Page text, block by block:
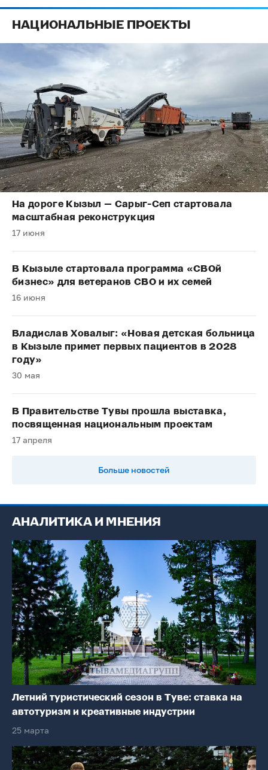
НАЦИОНАЛЬНЫЕ ПРОЕКТЫ
На дороге Кызыл — Сарыг-Сеп стартовала
масштабная реконструкция
17 июня
В Кызыле стартовала программа «СВОй
бизнес» для ветеранов СВО и их семей
16 июня
Владислав Ховалыг: «Новая детская больница
в Кызыле примет первых пациентов в 2028
году»
30 мая
В Правительстве Тувы прошла выставка,
посвященная национальным проектам
17 апреля
Больше новостей
АНАЛИТИКА И МНЕНИЯ
Летний туристический сезон в Туве: ставка на
автотуризм и креативные индустрии
25 марта